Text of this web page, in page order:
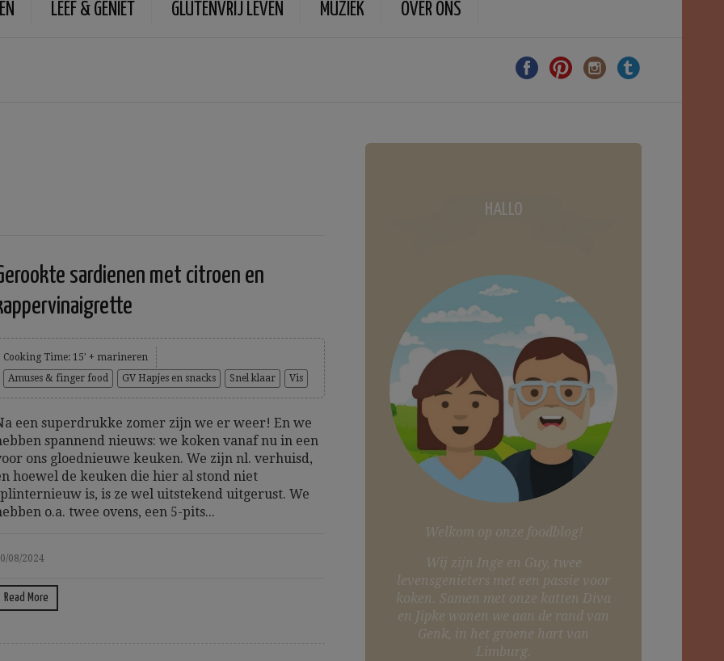
LEEF & GENIET GLUTENVRIJ LEVEN MUZIEK OVER ONS
sardienen met citroen en
Cooking Time: 15' + marineren
Amuses & finger food
GV Hapjes en snacks Snel klaar Vis
een superdrukke zomer zijn we er weer! En we
spannend nieuws: we koken vanaf nu in een
ons gloednieuwe keuken. We zijn nl. verhuisd,
hoewel de keuken die hier al stond niet
is, is ze wel uitstekend uitgerust. We
o.a. twee ovens, een 5-pits...
08/2024
Read More
HALLO
Welkom op onze foodblog!
Wij zijn Inge en Guy, twee
levensgenieters met een passie voor
koken. Samen met onze katten Diva
en Jipke wonen we aan de rand van
Genk, in het groene hart van
Limburg.